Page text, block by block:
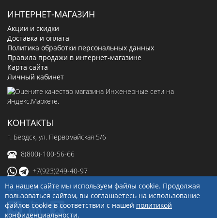
ИНТЕРНЕТ-МАГАЗИН
Акции и скидки
Доставка и оплата
Политика обработки персональных данных
Правила продажи в интернет-магазине
Карта сайта
Личный кабинет
КОНТАКТЫ
г. Бердск, ул. Первомайская 5/6
8(800)-100-56-66
+7(923)249-40-97
sale@ingenerseti.ru
На нашем сайте мы используем файлы cookie. Продолжая
пользоваться сайтом, вы соглашаетесь на использование
файлов cookie в соответствии с нашей политикой
конфиденциальности.